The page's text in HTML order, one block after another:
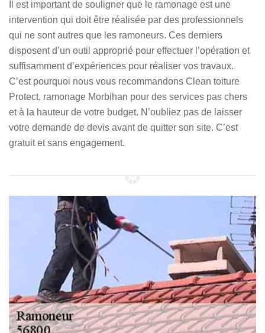
Il est important de souligner que le ramonage est une
intervention qui doit être réalisée par des professionnels
qui ne sont autres que les ramoneurs. Ces derniers
disposent d’un outil approprié pour effectuer l’opération et
suffisamment d’expériences pour réaliser vos travaux.
C’est pourquoi nous vous recommandons Clean toiture
Protect, ramonage Morbihan pour des services pas chers
et à la hauteur de votre budget. N’oubliez pas de laisser
votre demande de devis avant de quitter son site. C’est
gratuit et sans engagement.